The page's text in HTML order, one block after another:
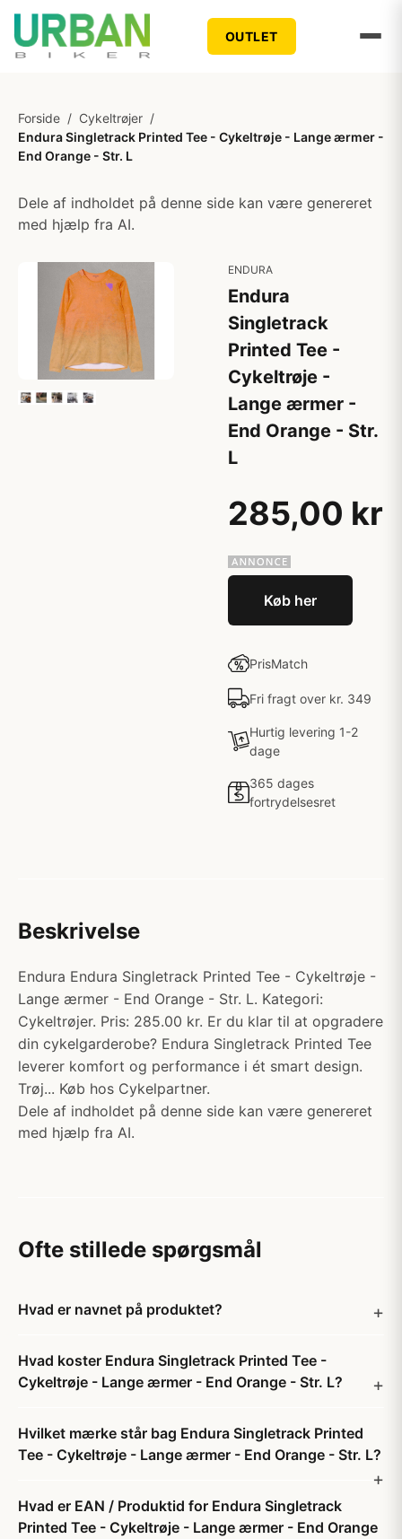
OUTLET
Forside / Cykeltrøjer /
Endura Singletrack Printed Tee - Cykeltrøje - Lange ærmer -
End Orange - Str. L
Dele af indholdet på denne side kan være genereret
med hjælp fra AI.
ENDURA
Endura
Singletrack
Printed Tee -
Cykeltrøje -
Lange ærmer -
End Orange - Str.
L
285,00 kr
Køb her
PrisMatch
Fri fragt over kr. 349
Hurtig levering 1-2
dage
365 dages
fortrydelsesret
Beskrivelse
Endura Endura Singletrack Printed Tee - Cykeltrøje -
Lange ærmer - End Orange - Str. L. Kategori:
Cykeltrøjer. Pris: 285.00 kr. Er du klar til at opgradere
din cykelgarderobe? Endura Singletrack Printed Tee
leverer komfort og performance i ét smart design.
Trøj... Køb hos Cykelpartner.
Dele af indholdet på denne side kan være genereret
med hjælp fra AI.
Ofte stillede spørgsmål
Hvad er navnet på produktet?
Hvad koster Endura Singletrack Printed Tee -
Cykeltrøje - Lange ærmer - End Orange - Str. L?
Hvilket mærke står bag Endura Singletrack Printed
Tee - Cykeltrøje - Lange ærmer - End Orange - Str. L?
Hvad er EAN / Produktid for Endura Singletrack
Printed Tee - Cykeltrøje - Lange ærmer - End Orange